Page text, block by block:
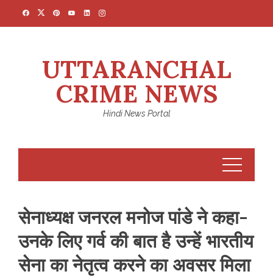
UTTARANCHAL
CRIME NEWS
Hindi News Portal
सेनाध्‍यक्ष जनरल मनोज पांडे ने कहा-
उनके लिए गर्व की बात है उन्‍हें भारतीय
सेना का नेतृत्‍व करने का अवसर मिला